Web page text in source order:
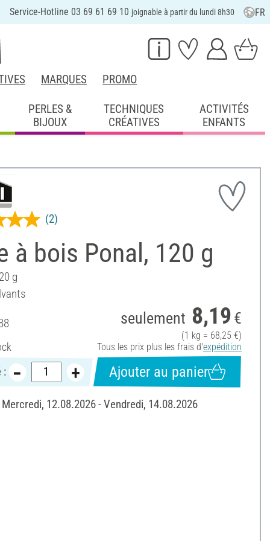
Service-Hotline 03 69 61 69 10 joignable à partir du lundi 8h30 FR
MARQUES PROMO
PERLES &
BIJOUX
TECHNIQUES
CRÉATIVES
ACTIVITÉS
ENFANTS
à bois Ponal, 120 g
(2)
g
seulement 8,19 €
(1 kg = 68,25 €)
Tous les prix plus les frais d'expédition
: Ajouter au panier
12.08.2026 - Vendredi, 14.08.2026